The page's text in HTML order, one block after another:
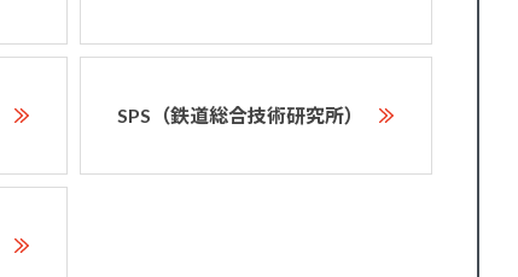
SPS（鉄道総合技術研究所）